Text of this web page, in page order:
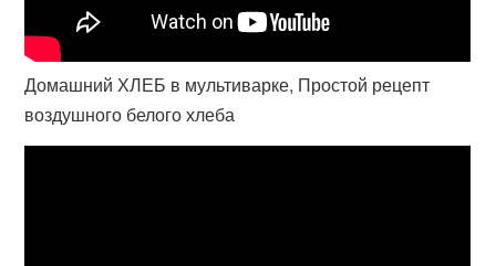
Домашний ХЛЕБ в мультиварке, Простой рецепт
воздушного белого хлеба